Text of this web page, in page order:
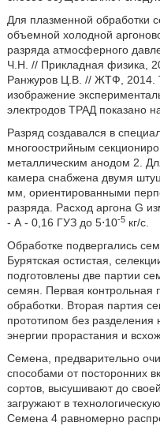
Для плазменной обработки
объемной холодной
разряда атмосферного
Ч.Н. // Прикладная физика,
Ранжуров Ц.В. // ЖТФ, 2014.
изображение
электродов ТРАД показано
Разряд создавался в
многоострийным
металлическим анодом 2.
камера снабжена двумя
мм, ориентированными
разряда. Расход аргона G
- А - 0,16 ГУЗ до 5⋅10-5кг/с.
Обработке подвергались
Бурятская остистая,
подготовлены две партии
семян. Первая контрольная
обработки. Вторая партия
прототипом без разделения
энергии прорастания и
Семена, предварительно
способами от посторонних
сортов, высушивают до
загружают в
Семена 4 равномерно